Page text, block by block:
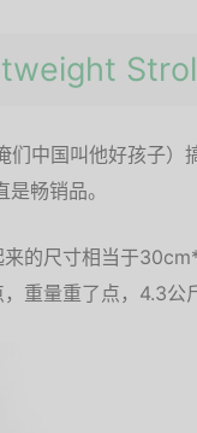
们中国叫他好孩子
畅销品。
的尺寸相当于
重量重了点，4.3公